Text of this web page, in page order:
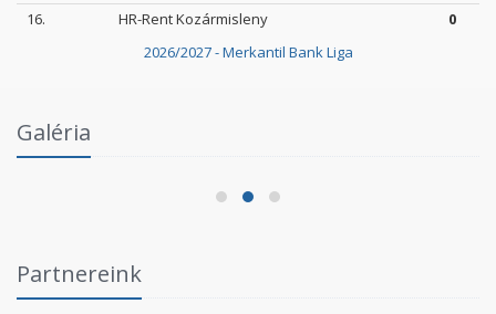
2026/2027 - Merkantil Bank Liga
16.
HR-Rent Kozármisleny 0
Galéria
Fórumban
2026.06.03.
Partnereink